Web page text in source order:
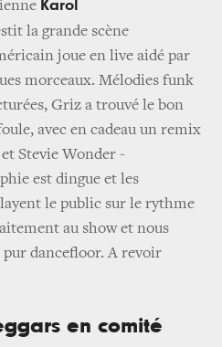
Karol
la grande scène
joue en live aidé par
morceaux. Mélodies funk
Griz a trouvé le bon
avec en cadeau un remix
Stevie Wonder -
est dingue et les
le public sur le rythme
au show et nous
pur dancefloor. A revoir
en comité